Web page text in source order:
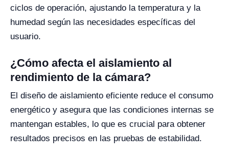
ciclos de operación, ajustando la temperatura y la
humedad según las necesidades específicas del
usuario.
¿Cómo afecta el aislamiento al
rendimiento de la cámara?
El diseño de aislamiento eficiente reduce el consumo
energético y asegura que las condiciones internas se
mantengan estables, lo que es crucial para obtener
resultados precisos en las pruebas de estabilidad.